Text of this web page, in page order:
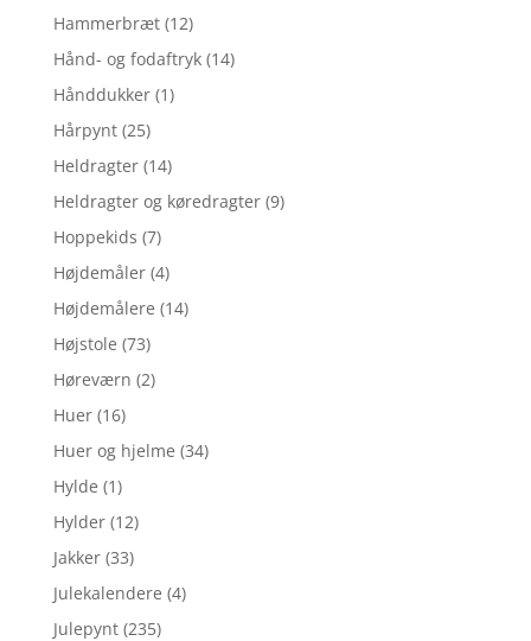
Hammerbræt (12)
Hånd- og fodaftryk (14)
Hånddukker (1)
Hårpynt (25)
Heldragter (14)
Heldragter og køredragter (9)
Hoppekids (7)
Højdemåler (4)
Højdemålere (14)
Højstole (73)
Høreværn (2)
Huer (16)
Huer og hjelme (34)
Hylde (1)
Hylder (12)
Jakker (33)
Julekalendere (4)
Julepynt (235)